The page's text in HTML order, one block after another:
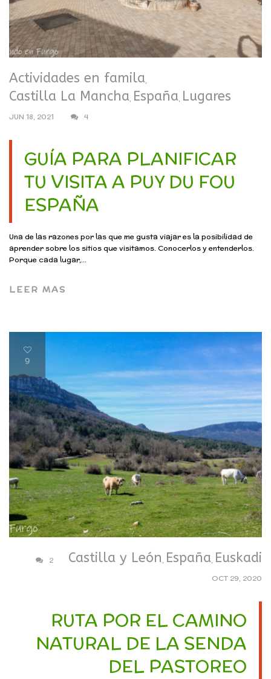
Actividades en famila,
Castilla La Mancha, España, Lugares
JUN 18, 2021 4
GUÍA PARA PLANIFICAR
TU VISITA A PUY DU FOU
ESPAÑA
Una de las razones por las que me gusta viajar es la posibilidad de
aprender sobre los sitios que visitamos. Conocerlos y entenderlos.
Porque cada lugar,...
LEER MAS
9
Castilla y León, España, Euskadi
OCT 29, 2020
2
RUTA POR EL CAMINO
NATURAL DE LA SENDA
DEL PASTOREO